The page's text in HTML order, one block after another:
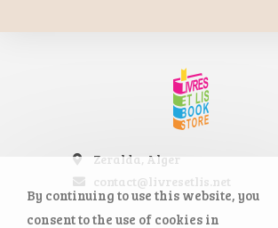
Zeralda, Alger
contact@livresetlis.net
By continuing to use this website, you
consent to the use of cookies in